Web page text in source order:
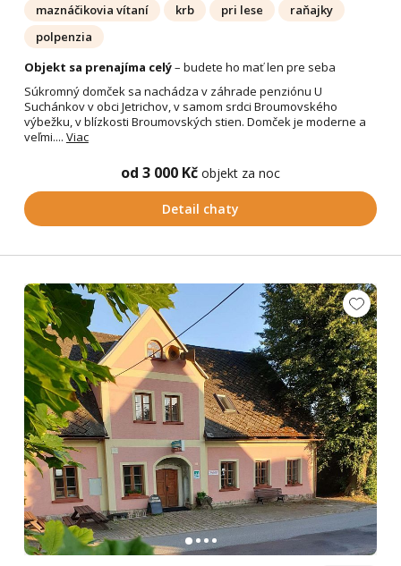
maznáčikovia vítaní
krb pri lese
raňajky
polpenzia
Objekt sa prenajíma celý– budete ho mať len pre seba
Súkromný domček sa nachádza v záhrade penziónu U
Suchánkov v obci Jetrichov, v samom srdci Broumovského
výbežku, v blízkosti Broumovských stien. Domček je moderne a
veľmi.... Viac
od 3 000 Kč objekt za noc
Detail chaty